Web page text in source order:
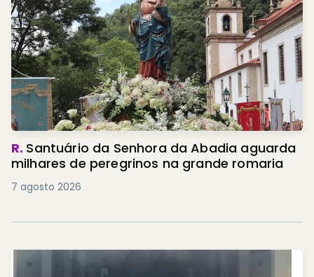
R. Santuário da Senhora da Abadia aguarda
milhares de peregrinos na grande romaria
7 agosto 2026